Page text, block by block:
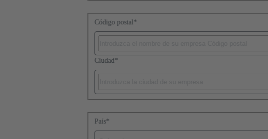
Código postal*
Ciudad *
País*